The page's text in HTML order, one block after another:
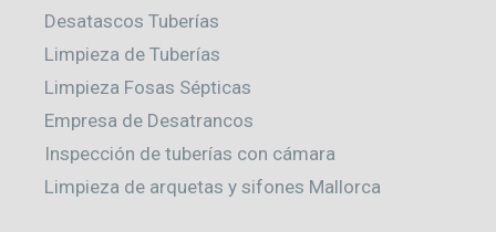
Desatascos Tuberías
Limpieza de Tuberías
Limpieza Fosas Sépticas
Empresa de Desatrancos
Inspección de tuberías con cámara
Limpieza de arquetas y sifones Mallorca